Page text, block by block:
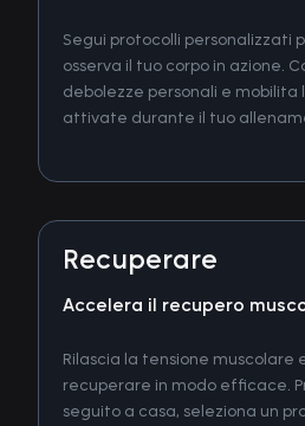
Segui protocolli personalizzati
osserva il tuo corpo in azione.
debolezze personali e mobilita
attivate durante il tuo
Recuperare
Accelera il recupero
Rilascia la tensione muscolare
recuperare in modo efficace.
seguito a casa, seleziona un